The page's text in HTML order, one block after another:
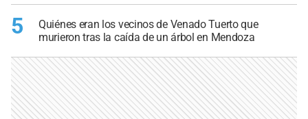
5
Quiénes eran los vecinos de Venado Tuerto que
murieron tras la caída de un árbol en Mendoza